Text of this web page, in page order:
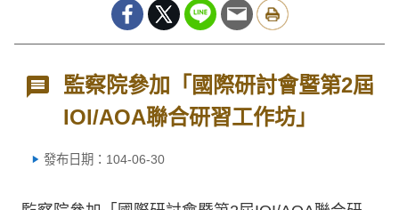
監察院參加「國際研討會暨第2屆
IOI/AOA聯合研習工作坊」
發布日期：104-06-30